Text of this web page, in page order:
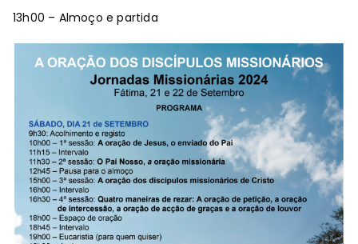
13h00 – Almoço e partida